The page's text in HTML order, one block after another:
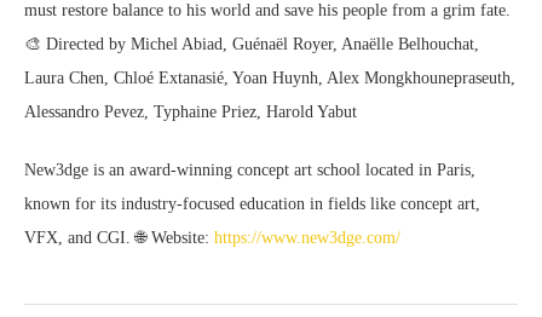
must restore balance to his world and save his people from a grim fate.
🎨 Directed by Michel Abiad, Guénaël Royer, Anaëlle Belhouchat,
Laura Chen, Chloé Extanasié, Yoan Huynh, Alex Mongkhounepraseuth,
Alessandro Pevez, Typhaine Priez, Harold Yabut
New3dge is an award-winning concept art school located in Paris,
known for its industry-focused education in fields like concept art,
VFX, and CGI. 🌐 Website: https://www.new3dge.com/